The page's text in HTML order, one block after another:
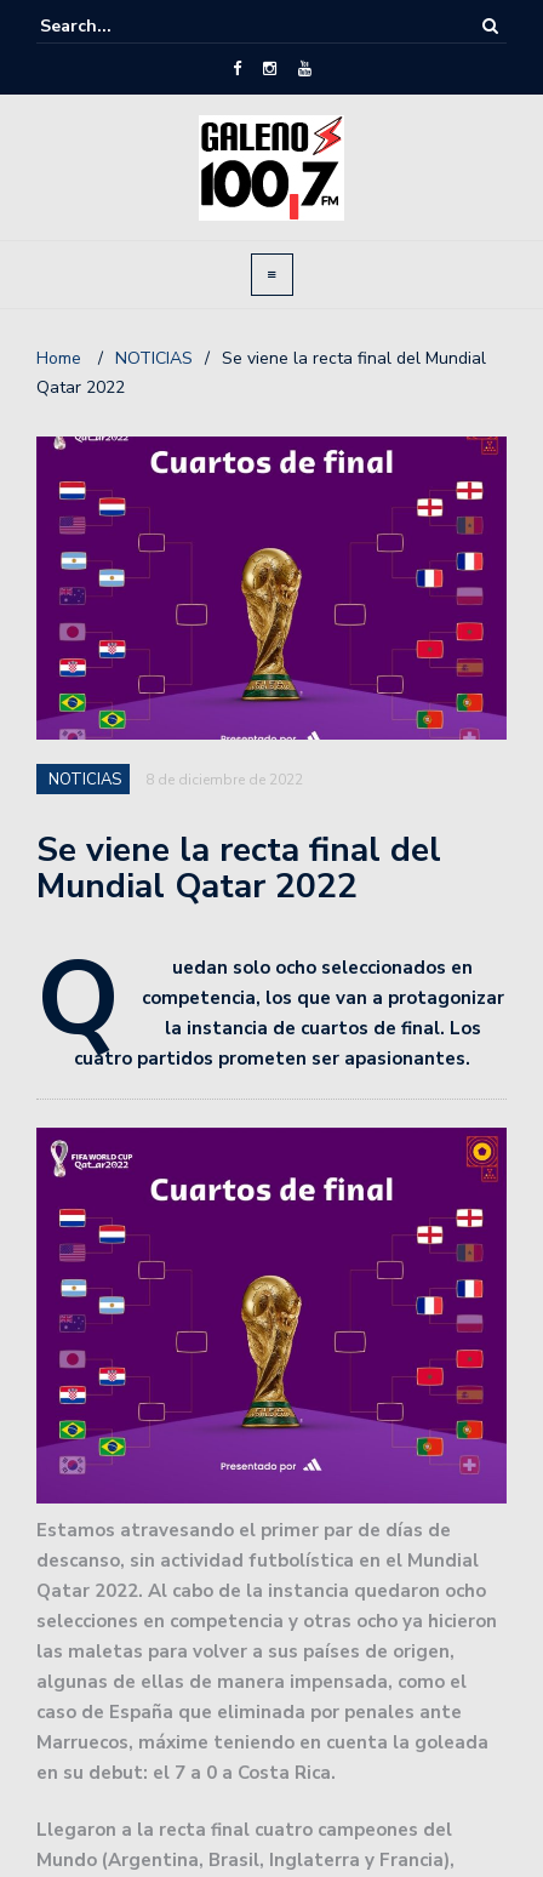
Home / NOTICIAS / Se viene la recta final del Mundial
Qatar 2022
NOTICIAS 8 de diciembre de 2022
Se viene la recta final del
Mundial Qatar 2022
Q
uedan solo ocho seleccionados en
competencia, los que van a protagonizar
la instancia de cuartos de final. Los
cuatro partidos prometen ser apasionantes.
Estamos atravesando el primer par de días de
descanso, sin actividad futbolística en el Mundial
Qatar 2022. Al cabo de la instancia quedaron ocho
selecciones en competencia y otras ocho ya hicieron
las maletas para volver a sus países de origen,
algunas de ellas de manera impensada, como el
caso de España que eliminada por penales ante
Marruecos, máxime teniendo en cuenta la goleada
en su debut: el 7 a 0 a Costa Rica.
Llegaron a la recta final cuatro campeones del
Mundo (Argentina, Brasil, Inglaterra y Francia),